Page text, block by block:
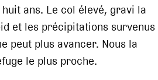
ans. Le col élevé, gravi la
et les précipitations survenus
peut plus avancer. Nous la
le plus proche.